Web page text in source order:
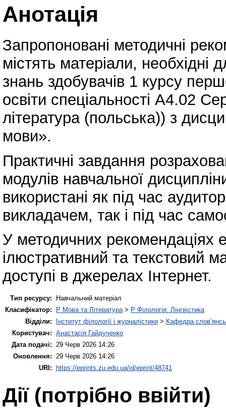
Анотація
Запропоновані методичні
містять матеріали,
знань здобувачів 1 курсу
освіти спеціальності A4.02
література (польська)) з
мови».
Практичні завдання
модулів навчальної
використані як під час
викладачем, так і під час
У методичних рекомендаціях
ілюстративний та текстовий
доступі в джерелах Інтернет.
Тип ресурсу:
Навчальний матеріал
Класифікатор:
P Мова та Література> P Філологія. Лінгвістика
Відділи:
Інститут філології і журналістики > Кафедра
Користувач: Анастасія Гайдученко
Дата подачі: 29 Черв 2026 14:26
Оновлення: 29 Черв 2026 14:26
URI:
https://eprints.zu.edu.ua/id/eprint/48741
Дії ​​(потрібно ввійти)